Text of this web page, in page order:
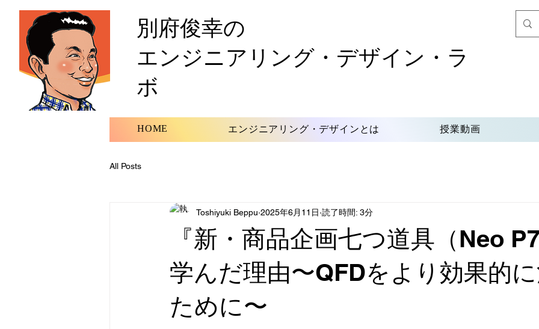
HOME エンジニアリング・デザインとは 授業動画
別府俊幸の
エンジニアリング・デザイン・ラ
ボ
All Posts
『新・商品企画七つ道具（Neo
学んだ理由〜QFDをより効果的
ために〜
Toshiyuki Beppu 2025年6月11日 読了時間: 3分